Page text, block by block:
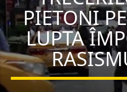
PIETONI
LUPTA